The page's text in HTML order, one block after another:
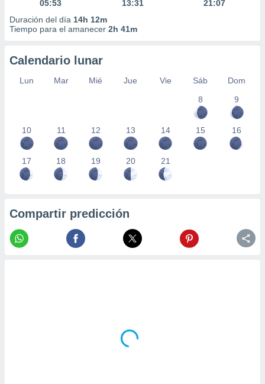
05:53
13:31
21:07
Duración del día 14h 12m
Tiempo para el amanecer 2h 41m
Calendario lunar
Lun Mar Mié Jue Vie Sáb
Dom
8
9
10 11 12 13 14 15 16
17 18 19 20 21
Compartir predicción